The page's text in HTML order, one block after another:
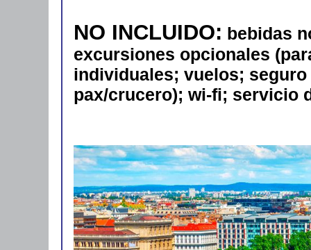
NO INCLUIDO: bebidas
excursiones opcionales
individuales; vuelos;
pax/crucero); wi-fi; servicio